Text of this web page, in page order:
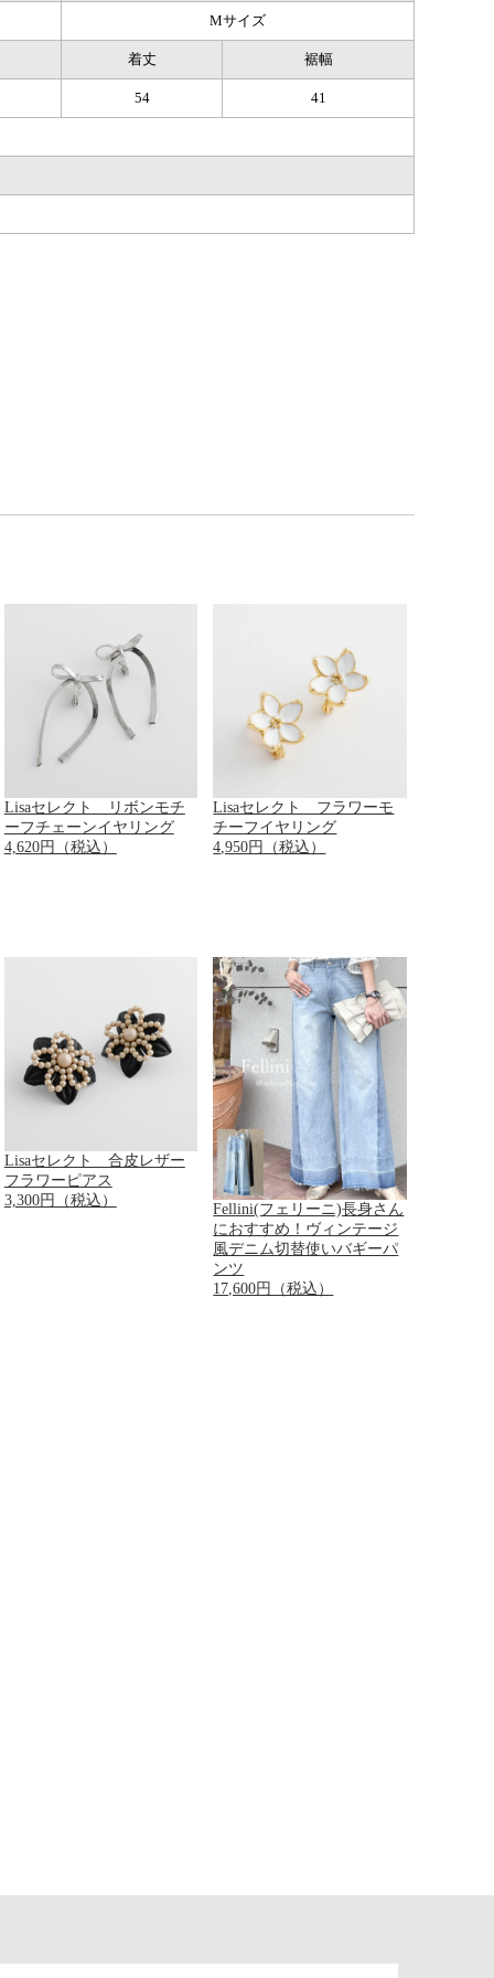
Mサイズ
着丈 裾幅
54 41
Lisaセレクト リボンモチ
ーフチェーンイヤリング
4,620円（税込）
Lisaセレクト フラワーモ
チーフイヤリング
4,950円（税込）
Lisaセレクト 合皮レザー
フラワーピアス
3,300円（税込）
Fellini(フェリーニ)長身さん
におすすめ！ヴィンテージ
風デニム切替使いバギーパ
ンツ
17,600円（税込）